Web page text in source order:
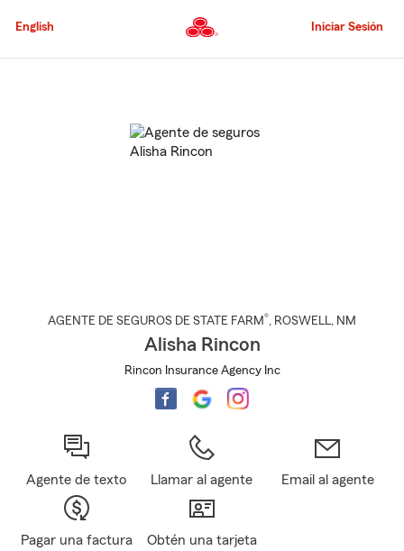
al
principal
English Iniciar Sesión
AGENTE DE SEGUROS DE STATE FARM®, ROSWELL, NM
Alisha Rincon
Rincon Insurance Agency Inc
Agente de texto Llamar al agente Email al agente
Pagar una factura
Obtén una tarjeta